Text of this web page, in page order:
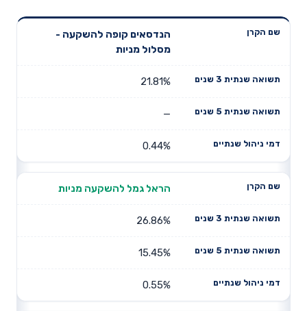
שנתית 3
תשואה
הנדסאים קופה להשקעה -
מסלול מניות
21.81%
—
0.44%
הראל גמל להשקעה מניות
26.86%
15.45%
0.55%